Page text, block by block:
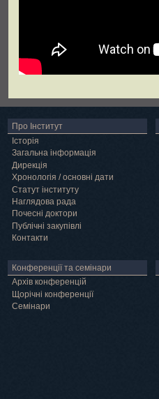
Про Інститут
Історія
Загальна інформація
Дирекція
Хронологія / основні дати
Статут інституту
Наглядова рада
Почесні доктори
Публічні закупівлі
Контакти
Конференції та семінари
Архів конференцій
Щорічні конференції
Семінари